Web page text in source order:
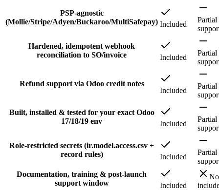
PSP-agnostic
(Mollie/Stripe/Adyen/Buckaroo/MultiSafepay) Included
Partial
Hardened, idempotent webhook
reconciliation to SO/invoice
Included
Partial
Refund support via Odoo credit notes
Included
Partial
Built, installed & tested for your exact Odoo
17/18/19 env
Included
Partial
Role-restricted secrets (ir.model.access.csv +
record rules)
Included
Partial
Documentation, training & post-launch
support window
Included